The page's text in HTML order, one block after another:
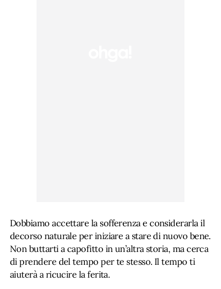
Dobbiamo accettare la sofferenza e considerarla il
decorso naturale per iniziare a stare di nuovo bene.
Non buttarti a capofitto in un’altra storia, ma cerca
di prendere del tempo per te stesso. Il tempo ti
aiuterà a ricucire la ferita.